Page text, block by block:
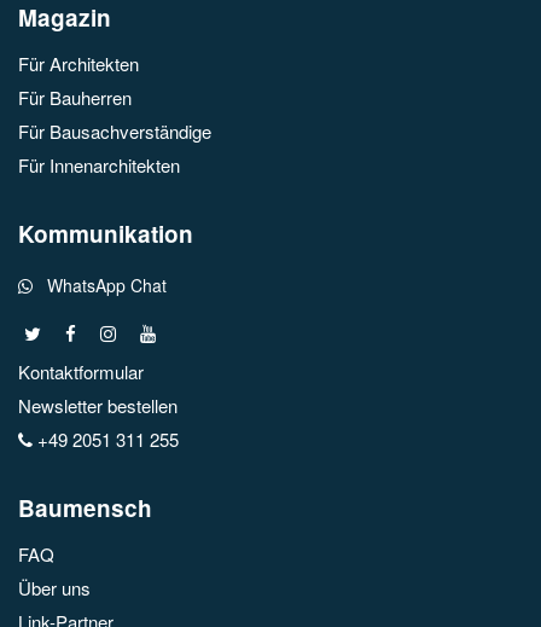
Magazin
Für Architekten
Für Bauherren
Für Bausachverständige
Für Innenarchitekten
Kommunikation
WhatsApp Chat
Kontaktformular
Newsletter bestellen
+49 2051 311 255
Baumensch
FAQ
Über uns
Link-Partner